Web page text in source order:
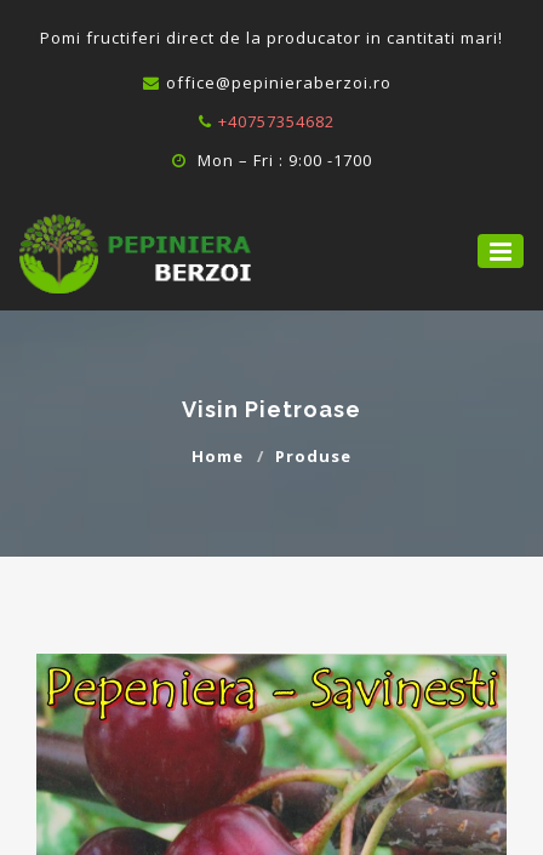
Pomi fructiferi direct de la producator in cantitati mari!
office@pepinieraberzoi.ro
+40757354682
Mon – Fri : 9:00 -1700
Visin Pietroase
Home Produse